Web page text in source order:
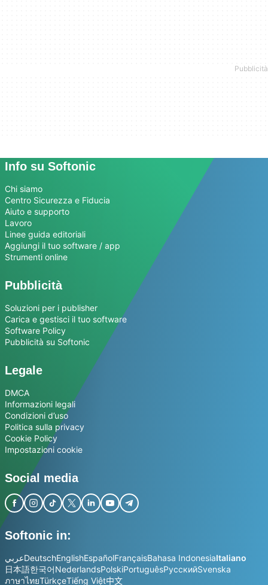
Info su Softonic
Chi siamo
Centro Sicurezza e Fiducia
Aiuto e supporto
Lavoro
Linee guida editoriali
Aggiungi il tuo software / app
Strumenti online
Pubblicità
Soluzioni per i publisher
Carica e gestisci il tuo software
Software Policy
Pubblicità su Softonic
Legale
DMCA
Informazioni legali
Condizioni d’uso
Politica sulla privacy
Cookie Policy
Impostazioni cookie
Social media
Softonic in:
عربيDeutschEnglishEspañolFrançaisBahasa IndonesiaItaliano
日本語한국어NederlandsPolskiPortuguêsРусскийSvenska
ภาษาไทยTürkçeTiếng Việt中文